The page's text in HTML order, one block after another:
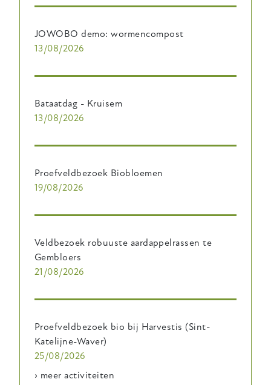
JOWOBO demo: wormencompost
13/08/2026
Bataatdag - Kruisem
13/08/2026
Proefveldbezoek Biobloemen
19/08/2026
Veldbezoek robuuste aardappelrassen te
Gembloers
21/08/2026
Proefveldbezoek bio bij Harvestis (Sint-
Katelijne-Waver)
25/08/2026
› meer activiteiten